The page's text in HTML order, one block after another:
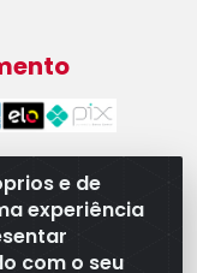
e de
experiência
com o seu
- CNPJ
667 - Parque
74375-660